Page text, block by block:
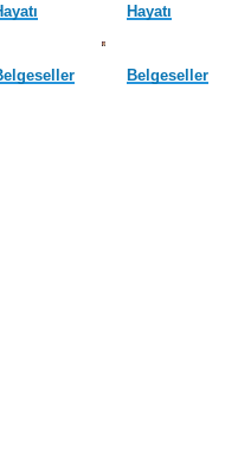
Hayatı
Belgeseller